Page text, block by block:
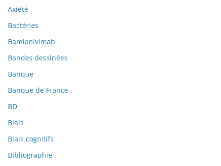
Axiété
Bactéries
Bamlanivimab
Bandes dessinées
Banque
Banque de France
BD
Biais
Biais cognitifs
Bibliographie